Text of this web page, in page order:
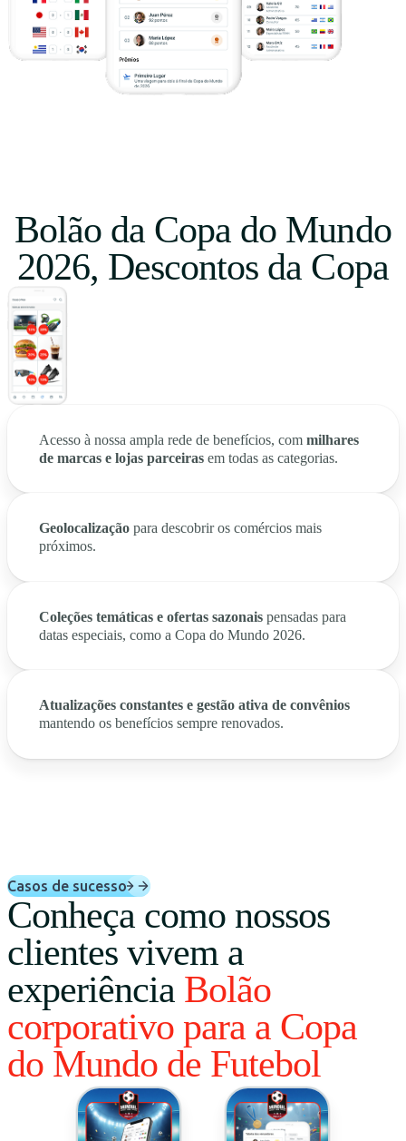
Bolão da Copa do Mundo
2026, Descontos da Copa
Acesso à nossa ampla rede de benefícios, commilhares
de marcas e lojas parceiras em todas as categorias.
Geolocalização para descobrir os comércios mais
próximos.
Coleções temáticas e ofertas sazonais pensadas para
datas especiais, como a Copa do Mundo 2026.
Atualizações constantes e gestão ativa de convênios
mantendo os benefícios sempre renovados.
Casos de sucesso
Conheça como nossos
clientes vivem a
experiência Bolão
corporativo para a Copa
do Mundo de Futebol